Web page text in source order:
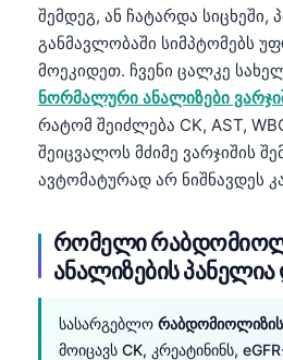
შემდეგ, ან ჩატარდა სიცხეში,
განმავლობაში სიმპტომებს
მოეკიდეთ. ჩვენი ცალკე
ნორმალური ანალიზები
რატომ შეიძლება CK, AST,
შეიცვალოს მძიმე ვარჯიშის
ავტომატურად არ ნიშნავდეს
რომელი
ანალიზების
სასარგებლო რაბდომიოლიზის
მოიცავს CK, კრეატინინს,